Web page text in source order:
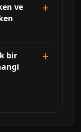
ve
bir